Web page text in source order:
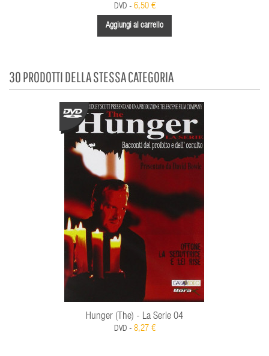
DVD - 6,50 €
Aggiungi al carrello
30 PRODOTTI DELLA STESSA CATEGORIA
Hunger (The) - La Serie 04
DVD - 8,27 €